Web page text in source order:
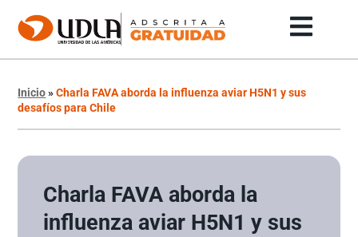
Inicio»Charla FAVA aborda la influenza aviar H5N1 y sus
desafíos para Chile
Charla FAVA aborda la
influenza aviar H5N1 y sus